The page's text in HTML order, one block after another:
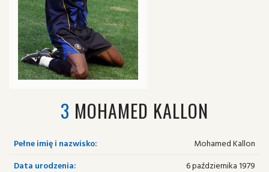
3 MOHAMED KALLON
Pełne imię i nazwisko:
Mohamed Kallon
Data urodzenia:
6 października 1979